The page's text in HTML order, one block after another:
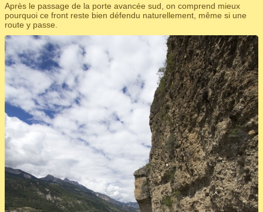
Après le passage de la porte avancée sud, on comprend mieux
pourquoi ce front reste bien défendu naturellement, même si une
route y passe.